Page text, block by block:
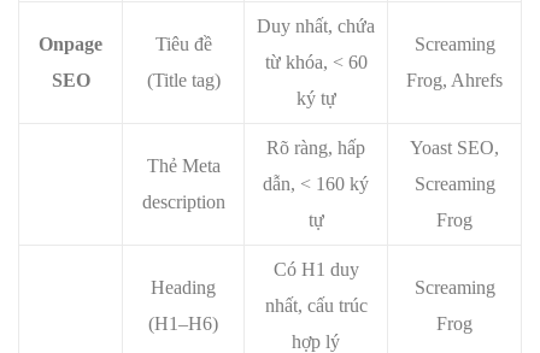
Onpage
SEO
Tiêu đề
(Title tag)
Duy nhất, chứa
từ khóa, < 60
ký tự
Screaming
Frog, Ahrefs
Thẻ Meta
description
Rõ ràng, hấp
dẫn, < 160 ký
tự
Yoast SEO,
Screaming
Frog
Heading
(H1–H6)
Có H1 duy
nhất, cấu trúc
hợp lý
Screaming
Frog